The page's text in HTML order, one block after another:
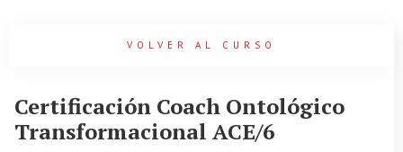
VOLVER AL CURSO
Certificación Coach Ontológico
Transformacional ACE/6